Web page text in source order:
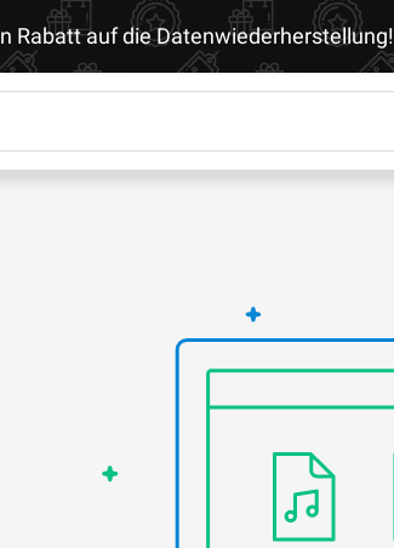
Rabatt auf die Datenwiederherstellung!